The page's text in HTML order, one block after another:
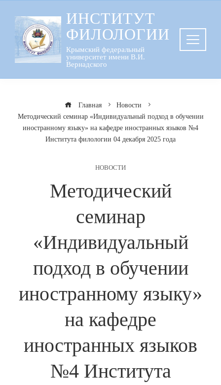
содержанию
ИНСТИТУТ
ФИЛОЛОГИИ
Крымский федеральный
университет имени В.И.
Вернадского
Главная
Новости
Методический семинар «Индивидуальный подход в обучении
иностранному языку» на кафедре иностранных языков №4
Института филологии 04 декабря 2025 года
НОВОСТИ
Методический
семинар
«Индивидуальный
подход в обучении
иностранному языку»
на кафедре
иностранных языков
№4 Института